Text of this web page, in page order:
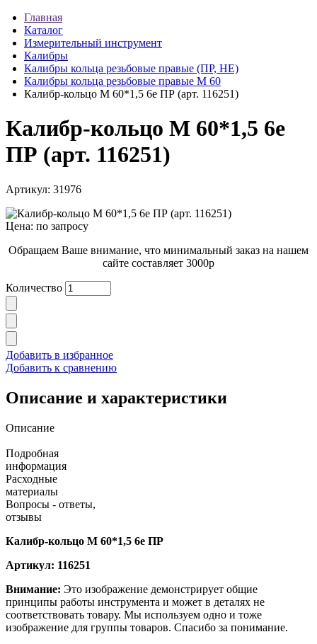
Главная
Каталог
Измерительный инструмент
Калибры
Калибры кольца резьбовые правые (ПР, НЕ)
Калибры кольца резьбовые правые М 60
Калибр-кольцо М 60*1,5 6е ПР (арт. 116251)
Калибр-кольцо М 60*1,5 6е
ПР (арт. 116251)
Артикул: 31976
Цена: по запросу
Обращаем Ваше внимание, что минимальный заказ на нашем
сайте составляет 3000р
Количество
Добавить в избранное
Добавить к сравнению
Описание и характеристики
Описание
Подробная
информация
Расходные
материалы
Вопросы - ответы,
отзывы
Калибр-кольцо М 60*1,5 6е ПР
Артикул: 116251
Внимание: Это изображение демонстрирует общие
принципы работы инструмента и может в деталях не
соответствовать товару. Мы используем одно и тоже
изображение для группы товаров. Спасибо за понимание.